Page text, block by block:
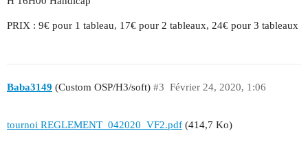
PRIX : 9€ pour 1 tableau, 17€ pour 2 tableaux, 24€ pour 3 tableaux
Baba3149 (Custom OSP/H3/soft) Février 24, 2020, 1:06
#3
tournoi REGLEMENT_042020_VF2.pdf (414,7 Ko)